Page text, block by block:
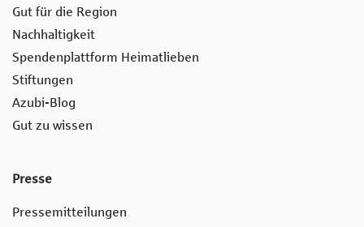
Gut für die Region
Nachhaltigkeit
Spendenplattform Heimatlieben
Stiftungen
Azubi-Blog
Gut zu wissen
Presse
Pressemitteilungen